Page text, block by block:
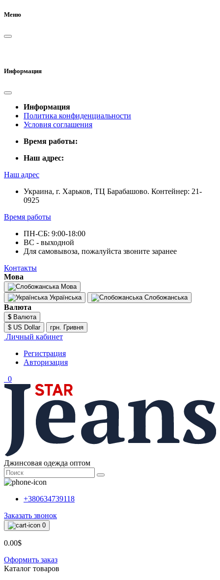
Меню
Информация
Информация
Политика конфиденциальности
Условия соглашения
Время работы:
Наш адрес:
Наш адрес
Украина, г. Харьков, ТЦ Барабашово. Контейнер: 21-
0925
Время работы
ПН-СБ: 9:00-18:00
ВС - выходной
Для самовывоза, пожалуйста звоните заранее
Контакты
Мова
Мова
Українська
Слобожанська
Валюта
$ Валюта
$ US Dollar
грн. Гривня
Личный кабинет
Регистрация
Авторизация
0
Джинсовая одежда оптом
+380634739118
Заказать звонок
0
0.00$
Оформить заказ
Каталог товаров